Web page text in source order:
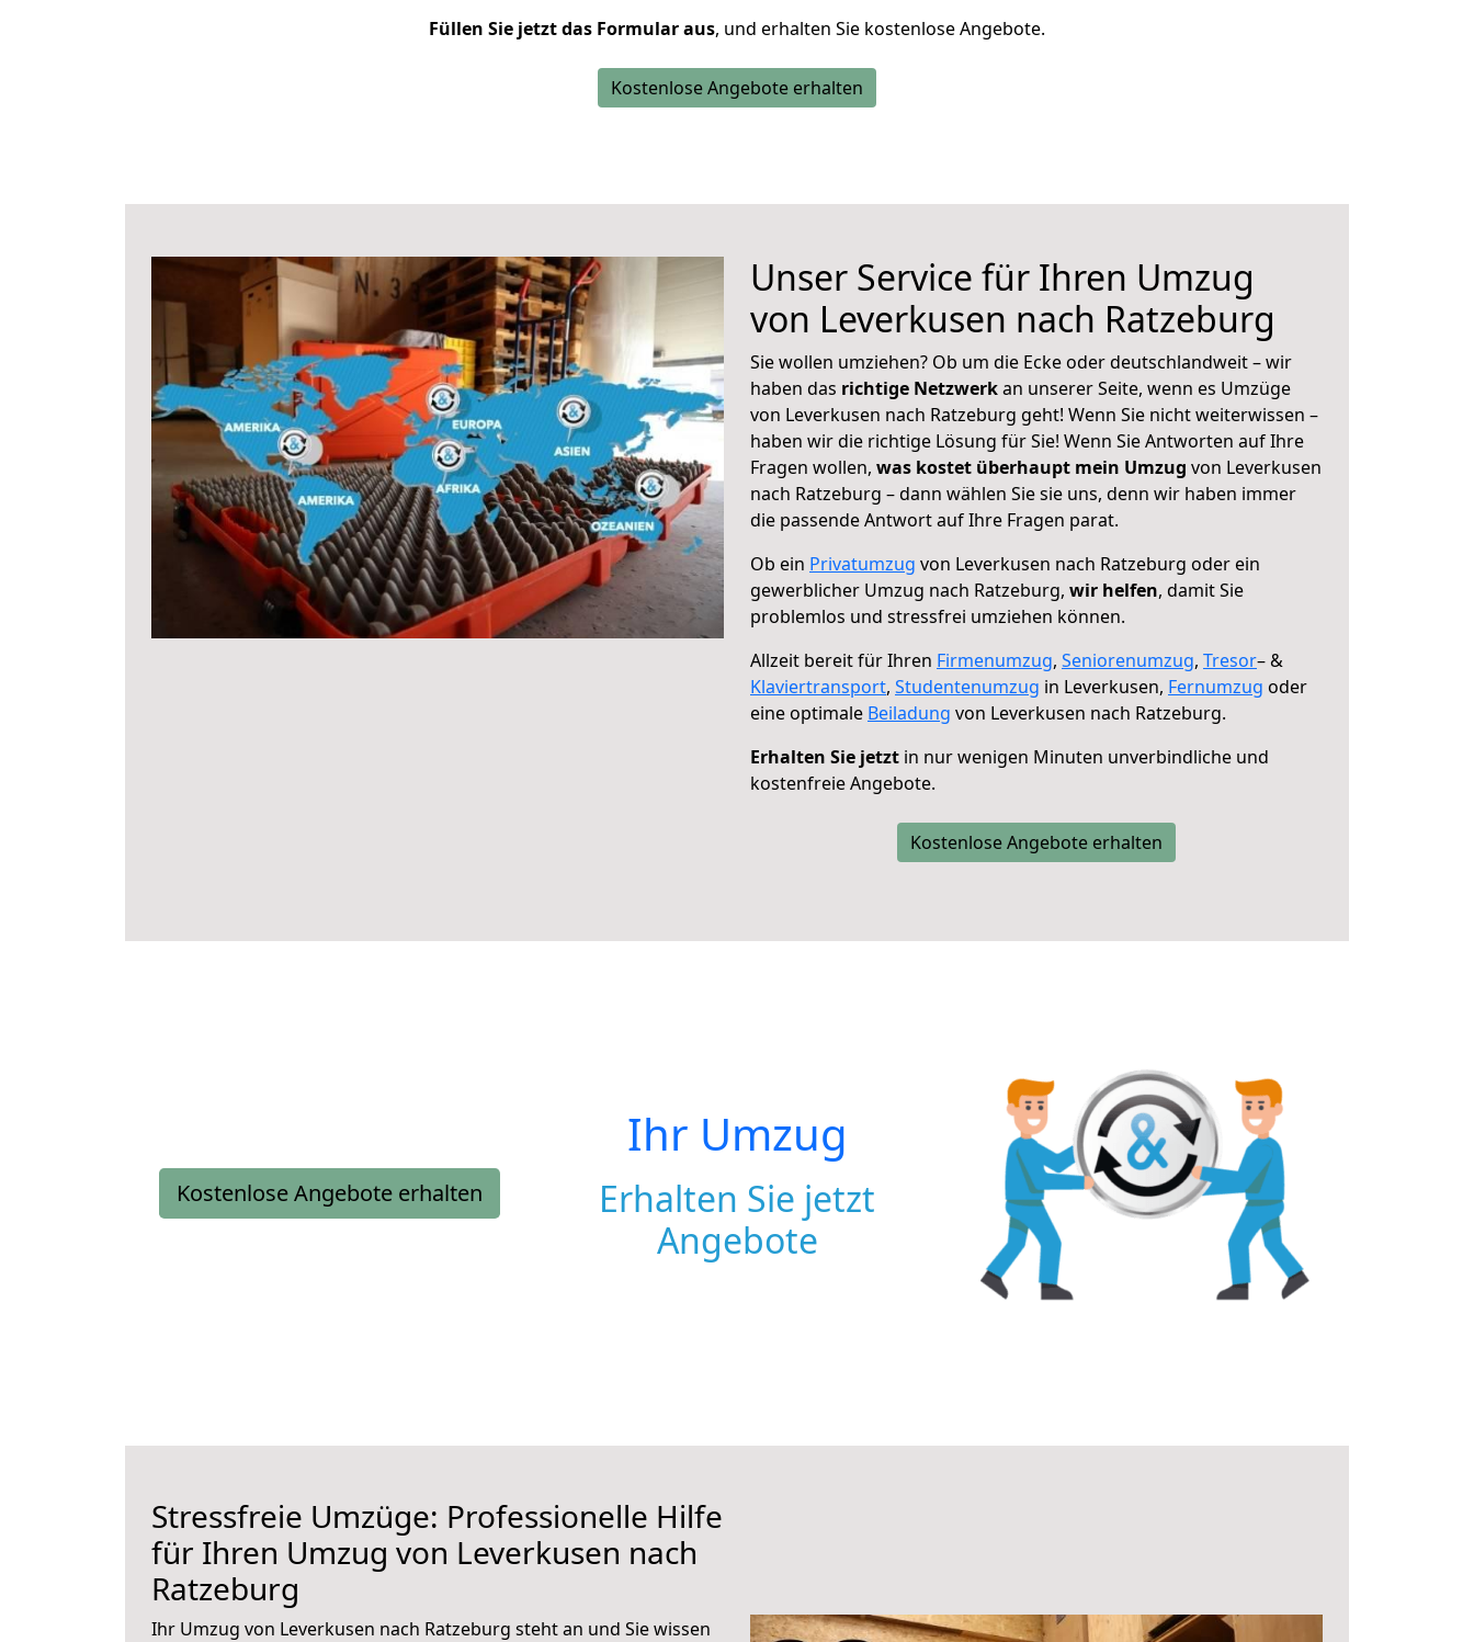
Füllen Sie jetzt das Formular aus, und erhalten Sie kostenlose Angebote.
Kostenlose Angebote erhalten
Unser Service für Ihren Umzug
von Leverkusen nach Ratzeburg
Sie wollen umziehen? Ob um die Ecke oder deutschlandweit – wir
haben das richtige Netzwerkan unserer Seite, wenn es Umzüge
von Leverkusen nach Ratzeburg geht! Wenn Sie nicht weiterwissen –
haben wir die richtige Lösung für Sie! Wenn Sie Antworten auf Ihre
Fragen wollen, was kostet überhaupt mein Umzug von Leverkusen
nach Ratzeburg – dann wählen Sie sie uns, denn wir haben immer
die passende Antwort auf Ihre Fragen parat.
Ob ein Privatumzug von Leverkusen nach Ratzeburg oder ein
gewerblicher Umzug nach Ratzeburg, wir helfen, damit Sie
problemlos und stressfrei umziehen können.
Allzeit bereit für Ihren Firmenumzug, Seniorenumzug, Tresor– &
Klaviertransport, Studentenumzug in Leverkusen, Fernumzug oder
eine optimale Beiladung von Leverkusen nach Ratzeburg.
Erhalten Sie jetzt in nur wenigen Minuten unverbindliche und
kostenfreie Angebote.
Kostenlose Angebote erhalten
Kostenlose Angebote erhalten
Ihr Umzug
Erhalten Sie jetzt
Angebote
Stressfreie Umzüge: Professionelle Hilfe
für Ihren Umzug von Leverkusen nach
Ratzeburg
Ihr Umzug von Leverkusen nach Ratzeburg steht an und Sie wissen